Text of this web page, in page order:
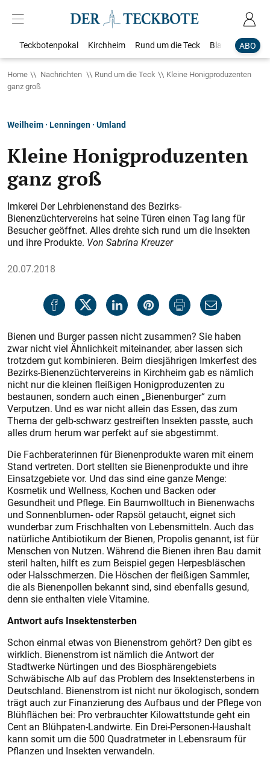
ABO
Teckbotenpokal Kirchheim Rund um die Teck Blaulicht
Home Nachrichten Rund um die Teck
Kleine Honigproduzenten
ganz groß
Weilheim · Lenningen · Umland
Kleine Honigproduzenten
ganz groß
Imkerei Der Lehrbienenstand des Bezirks-
Bienenzüchtervereins hat seine Türen einen Tag lang für
Besucher geöffnet. Alles drehte sich rund um die Insekten
und ihre Produkte. Von Sabrina Kreuzer
20.07.2018
Bienen und Burger passen nicht zusammen? Sie haben
zwar nicht viel Ähnlichkeit miteinander, aber lassen sich
trotzdem gut kombinieren. Beim diesjährigen Imkerfest des
Bezirks-Bienenzüchtervereins in Kirchheim gab es nämlich
nicht nur die kleinen fleißigen Honigproduzenten zu
bestaunen, sondern auch einen „Bienenburger“ zum
Verputzen. Und es war nicht allein das Essen, das zum
Thema der gelb-schwarz gestreiften Insekten passte, auch
alles drum herum war perfekt auf sie abgestimmt.
Die Fachberaterinnen für Bienenprodukte waren mit einem
Stand vertreten. Dort stellten sie Bienenprodukte und ihre
Einsatzgebiete vor. Und das sind eine ganze Menge:
Kosmetik und Wellness, Kochen und Backen oder
Gesundheit und Pflege. Ein Baumwolltuch in Bienenwachs
und Sonnenblumen- oder Rapsöl getaucht, eignet sich
wunderbar zum Frischhalten von Lebensmitteln. Auch das
natürliche Antibiotikum der Bienen, Propolis genannt, ist für
Menschen von Nutzen. Während die Bienen ihren Bau damit
steril halten, hilft es zum Beispiel gegen Herpesbläschen
oder Halsschmerzen. Die Höschen der fleißigen Sammler,
die als Bienenpollen bekannt sind, sind ebenfalls gesund,
denn sie enthalten viele Vitamine.
Antwort aufs Insektensterben
Schon einmal etwas von Bienenstrom gehört? Den gibt es
wirklich. Bienenstrom ist nämlich die Antwort der
Stadtwerke Nürtingen und des Biosphärengebiets
Schwäbische Alb auf das Problem des Insektensterbens in
Deutschland. Bienenstrom ist nicht nur ökologisch, sondern
trägt auch zur Finanzierung des Aufbaus und der Pflege von
Blühflächen bei: Pro verbrauchter Kilowattstunde geht ein
Cent an Blühpaten-Landwirte. Ein Drei-Personen-Haushalt
kann somit um die 500 Quadratmeter in Lebensraum für
Pflanzen und Insekten verwandeln.